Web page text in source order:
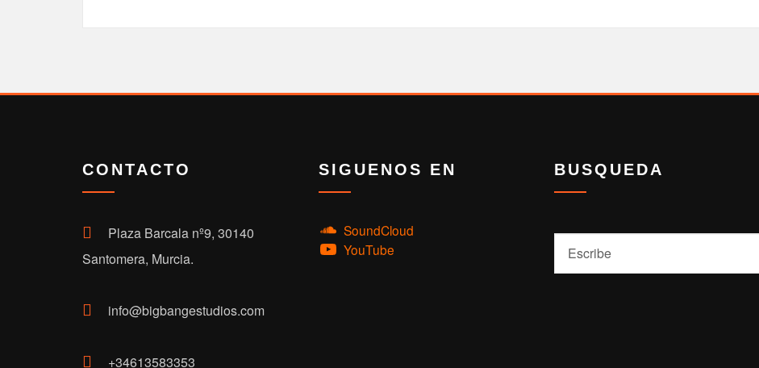
CONTACTO
Plaza Barcala nº9, 30140
Santomera, Murcia.
info@bigbangestudios.com
+34613583353
SIGUENOS EN
SoundCloud
YouTube
BUSQUEDA